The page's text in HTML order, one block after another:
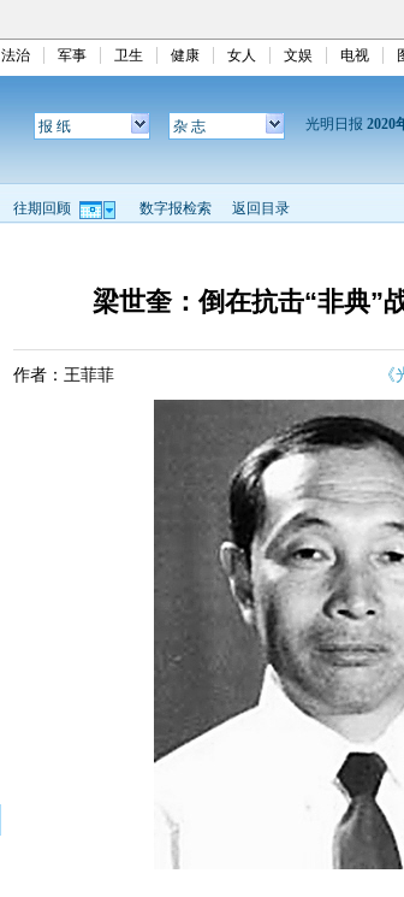
法治 军事 卫生 健康 女人 文娱 电视
报 纸 杂 志 光明日报 2020
往期回顾 数字报检索 返回目录
梁世奎：倒在抗击“非典”
作者：王菲菲